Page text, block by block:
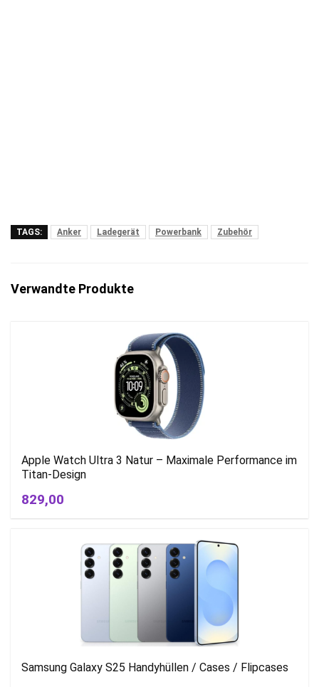
TAGS: Anker Ladegerät Powerbank Zubehör
Verwandte Produkte
Apple Watch Ultra 3 Natur – Maximale Performance im
Titan-Design
829,00
Samsung Galaxy S25 Handyhüllen / Cases / Flipcases